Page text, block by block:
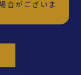
合がございま